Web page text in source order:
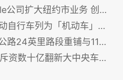
约市业务 创造350多个新科技岗位
机动车」，冲击通勤者与跨州骑行者
路段重铺与11座桥梁修复工程
十亿翻新大中央车站关键动脉